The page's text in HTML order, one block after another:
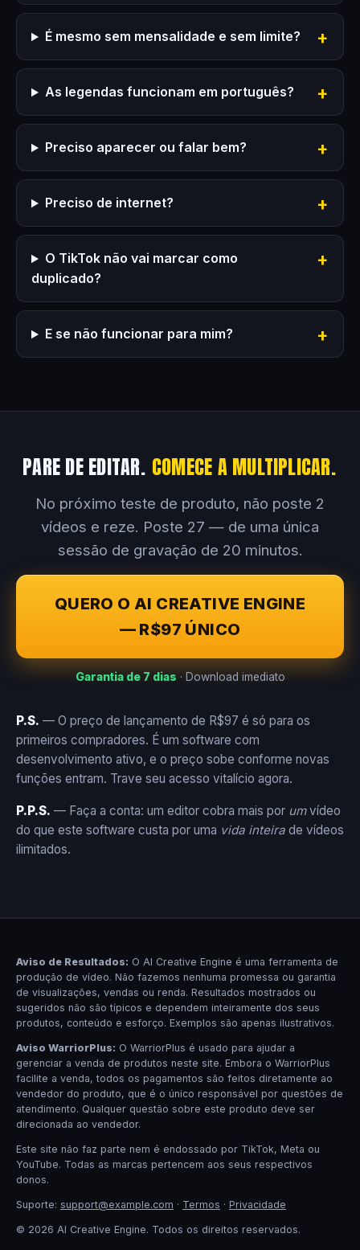
É mesmo sem mensalidade e sem limite?
As legendas funcionam em português?
Preciso aparecer ou falar bem?
Preciso de internet?
O TikTok não vai marcar como
duplicado?
E se não funcionar para mim?
PARE DE EDITAR. COMECE A MULTIPLICAR.
No próximo teste de produto, não poste 2
vídeos e reze. Poste 27 — de uma única
sessão de gravação de 20 minutos.
QUERO O AI CREATIVE ENGINE
— R$97 ÚNICO
Garantia de 7 dias · Download imediato
P.S. — O preço de lançamento de R$97 é só para os
primeiros compradores. É um software com
desenvolvimento ativo, e o preço sobe conforme novas
funções entram. Trave seu acesso vitalício agora.
P.P.S. — Faça a conta: um editor cobra mais por umvídeo
do que este software custa por uma vida inteira de vídeos
ilimitados.
Aviso de Resultados: O AI Creative Engine é uma ferramenta de
produção de vídeo. Não fazemos nenhuma promessa ou garantia
de visualizações, vendas ou renda. Resultados mostrados ou
sugeridos não são típicos e dependem inteiramente dos seus
produtos, conteúdo e esforço. Exemplos são apenas ilustrativos.
Aviso WarriorPlus: O WarriorPlus é usado para ajudar a
gerenciar a venda de produtos neste site. Embora o WarriorPlus
facilite a venda, todos os pagamentos são feitos diretamente ao
vendedor do produto, que é o único responsável por questões de
atendimento. Qualquer questão sobre este produto deve ser
direcionada ao vendedor.
Este site não faz parte nem é endossado por TikTok, Meta ou
YouTube. Todas as marcas pertencem aos seus respectivos
donos.
Suporte: support@example.com · Termos · Privacidade
© 2026 AI Creative Engine. Todos os direitos reservados.